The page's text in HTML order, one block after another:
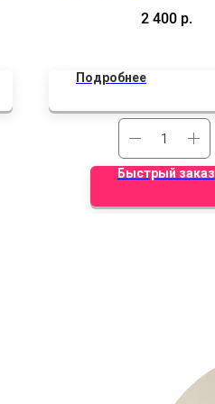
2 400 р.
Подробнее
Быстрый заказ